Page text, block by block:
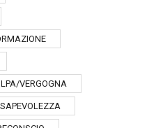
VERGOGNA